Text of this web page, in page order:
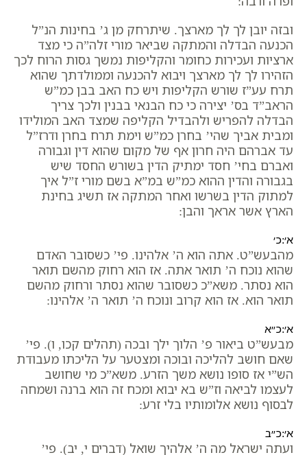
ובזה יובן לך לך מארצך. שיתרחק מן ג’ בחינות הנ”ל
הכנעה הבדלה והמתקה שביאר מורי זלה”ה כי מצד
ארציות ועכירות כחומר והקליפות נמשך גסות הרוח לכך
הזהירו לך לך מארצך ויבוא להכנעה וממולדתך שהוא
תרח עע”ז שורש הקליפות ויש כח האב בבן כמ”ש
הראב”ד בס’ יצירה כי כח הבנאי בבנין ולכך צריך
הבדלה להפריש ולהבדיל הקליפה שמצד האב המולידו
ומבית אביך שהי’ בחרן כמ”ש וימת תרח בחרן ודרז”ל
עד אברהם היה חרון אף של מקום שהוא דין וגבורה
ואברם בחי’ חסד ימתיק הדין בשורש החסד שיש
בגבורה והדין ההוא כמ”ש במ”א בשם מורי ז”ל איך
למתוק הדין בשרשו ואחר המתקה אז תשיג בחינת
הארץ אשר אראך והבן:
א׳:כ׳
מהבעש”ט. אתה הוא ה’ אלהינו. פי’ כשסובר האדם
שהוא נוכח ה’ תואר אתה. אז הוא רחוק מהשם תואר
הוא נסתר. משא”כ כשסובר שהוא נסתר ורחוק מהשם
תואר הוא. אז הוא קרוב ונוכח ה’ תואר ה’ אלהינו:
א׳:כ״א
מבעש”ט ביאור פ’ הלוך ילך ובכה (תהלים קכו, ו). פי’
שאם חושב להליכה ובוכה ומצטער על הליכתו מעבודת
הש”י אז סופו נושא משך הזרע. משא”כ מי שחושב
לעצמו לביאה וז”ש בא יבוא ומכח זה הוא ברנה ושמחה
לבסוף נושא אלומותיו בלי זרע:
א׳:כ״ב
ועתה ישראל מה ה’ אלהיך שואל (דברים י, יב). פי’